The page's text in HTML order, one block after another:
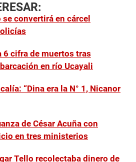
convertirá en cárcel
6 cifra de muertos tras
en río Ucayali
“Dina era la N° 1, Nicanor
de César Acuña con
en tres ministerios
Tello recolectaba dinero de